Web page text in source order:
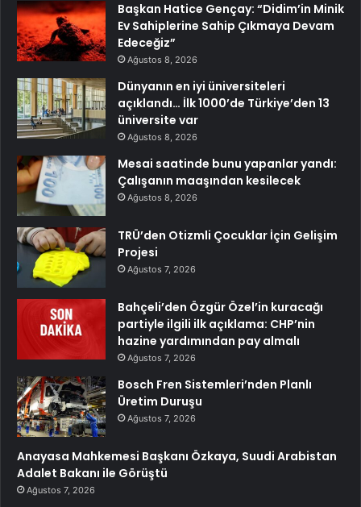
Başkan Hatice Gençay: “Didim’in Minik
Ev Sahiplerine Sahip Çıkmaya Devam
Edeceğiz”
Ağustos 8, 2026
Dünyanın en iyi üniversiteleri
açıklandı… İlk 1000’de Türkiye’den 13
üniversite var
Ağustos 8, 2026
Mesai saatinde bunu yapanlar yandı:
Çalışanın maaşından kesilecek
Ağustos 8, 2026
TRÜ’den Otizmli Çocuklar İçin Gelişim
Projesi
Ağustos 7, 2026
Bahçeli’den Özgür Özel’in kuracağı
partiyle ilgili ilk açıklama: CHP’nin
hazine yardımından pay almalı
Ağustos 7, 2026
Bosch Fren Sistemleri’nden Planlı
Üretim Duruşu
Ağustos 7, 2026
Anayasa Mahkemesi Başkanı Özkaya, Suudi Arabistan
Adalet Bakanı ile Görüştü
Ağustos 7, 2026